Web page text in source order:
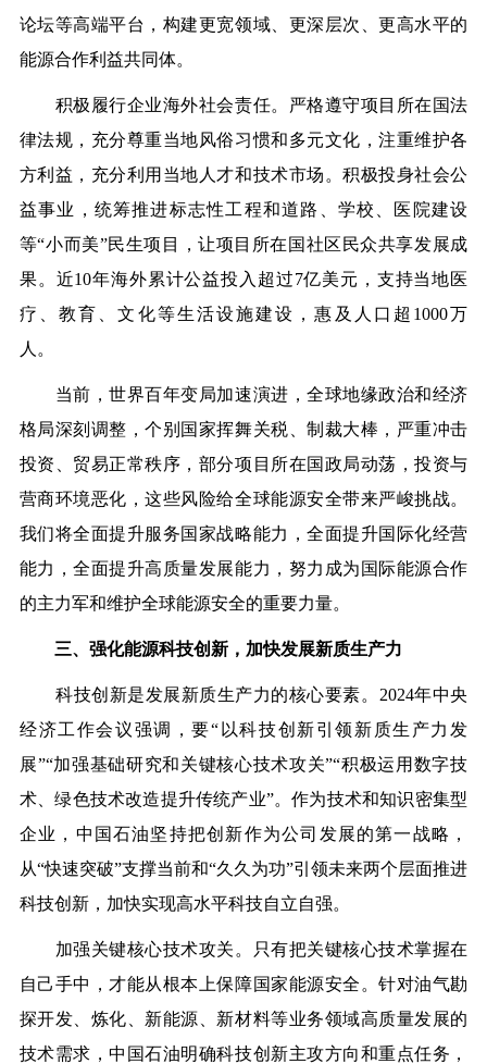
论坛等高端平台，构建更宽领域、更深层次、更高水平的
能源合作利益共同体。
积极履行企业海外社会责任。 严格遵守项目所在国法
律法规，充分尊重当地风俗习惯和多元文化，注重维护各
方利益，充分利用当地人才和技术市场。积极投身社会公
益事业，统筹推进标志性工程和道路、学校、医院建设
等“小而美”民生项目，让项目所在国社区民众共享发展成
果。近10年海外累计公益投入超过7亿美元，支持当地医
疗、教育、文化等生活设施建设，惠及人口超1000万
人。
当前，世界百年变局加速演进，全球地缘政治和经济
格局深刻调整，个别国家挥舞关税、制裁大棒，严重冲击
投资、贸易正常秩序，部分项目所在国政局动荡，投资与
营商环境恶化，这些风险给全球能源安全带来严峻挑战。
我们将全面提升服务国家战略能力，全面提升国际化经营
能力，全面提升高质量发展能力，努力成为国际能源合作
的主力军和维护全球能源安全的重要力量。
三、强化能源科技创新，加快发展新质生产力
科技创新是发展新质生产力的核心要素。 2024年中央
经济工作会议强调，要“以科技创新引领新质生产力发
展”“加强基础研究和关键核心技术攻关”“积极运用数字技
术、绿色技术改造提升传统产业”。作为技术和知识密集型
企业，中国石油坚持把创新作为公司发展的第一战略，
从“快速突破”支撑当前和“久久为功”引领未来两个层面推进
科技创新，加快实现高水平科技自立自强。
加强关键核心技术攻关。
只有把关键核心技术掌握在
自己手中，才能从根本上保障国家能源安全。针对油气勘
探开发、炼化、新能源、新材料等业务领域高质量发展的
技术需求，中国石油明确科技创新主攻方向和重点任务，